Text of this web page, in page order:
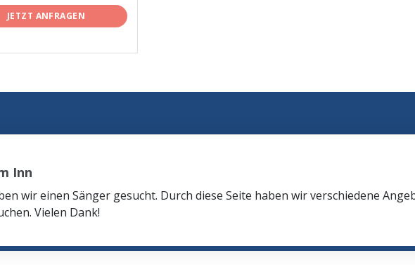
JETZT ANFRAGEN
Inn
wir einen Sänger gesucht. Durch diese Seite haben wir verschiedene
Vielen Dank!